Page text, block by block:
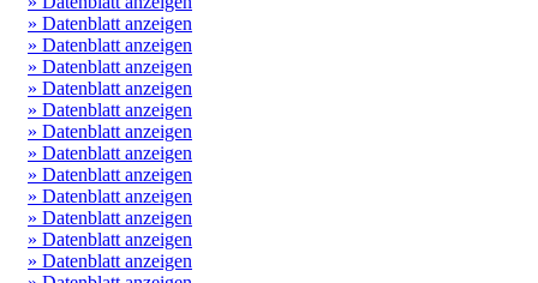
» Datenblatt anzeigen
» Datenblatt anzeigen
» Datenblatt anzeigen
» Datenblatt anzeigen
» Datenblatt anzeigen
» Datenblatt anzeigen
» Datenblatt anzeigen
» Datenblatt anzeigen
» Datenblatt anzeigen
» Datenblatt anzeigen
» Datenblatt anzeigen
» Datenblatt anzeigen